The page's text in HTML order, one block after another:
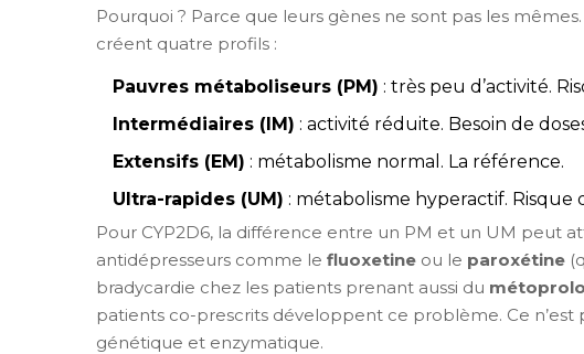
Pourquoi ? Parce que leurs gènes ne sont pas les
créent quatre profils :
Pauvres métaboliseurs (PM) : très peu d’activité.
Intermédiaires (IM) : activité réduite. Besoin de
Extensifs (EM) : métabolisme normal. La référence.
Ultra-rapides (UM) : métabolisme hyperactif. Risque
Pour CYP2D6, la différence entre un PM et un UM peut
antidépresseurs comme le fluoxetine ou le paroxétine
bradycardie chez les patients prenant aussi du
patients co-prescrits développent ce problème. Ce n’est
génétique et enzymatique.